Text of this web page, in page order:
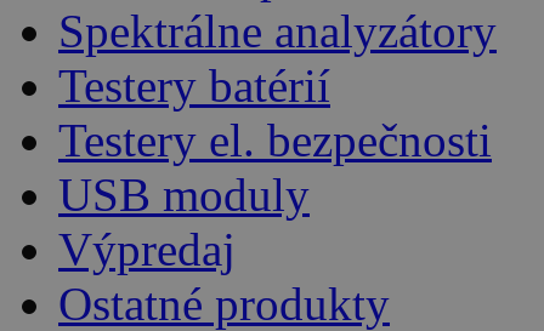
Spektrálne analyzátory
Testery batérií
Testery el. bezpečnosti
USB moduly
Výpredaj
Ostatné produkty